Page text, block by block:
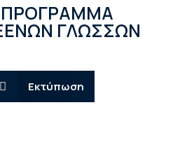
ΠΡΟΓΡΑΜΜΑ
ΓΛΩΣΣΩΝ
Εκτύπωση